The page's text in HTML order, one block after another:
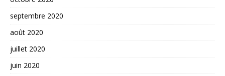
septembre 2020
août 2020
juillet 2020
juin 2020